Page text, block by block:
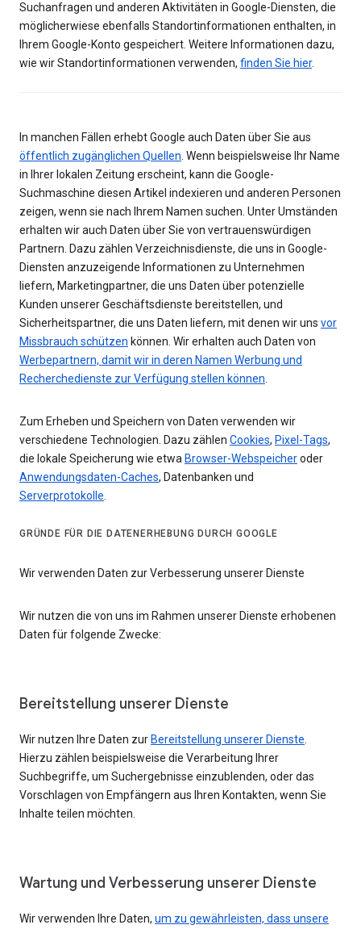
Suchanfragen und anderen Aktivitäten in Google-Diensten, die
möglicherwiese ebenfalls Standortinformationen enthalten, in
Ihrem Google-Konto gespeichert. Weitere Informationen dazu,
wie wir Standortinformationen verwenden, finden Sie hier.
In manchen Fällen erhebt Google auch Daten über Sie aus
öffentlich zugänglichen Quellen. Wenn beispielsweise Ihr Name
in Ihrer lokalen Zeitung erscheint, kann die Google-
Suchmaschine diesen Artikel indexieren und anderen Personen
zeigen, wenn sie nach Ihrem Namen suchen. Unter Umständen
erhalten wir auch Daten über Sie von vertrauenswürdigen
Partnern. Dazu zählen Verzeichnisdienste, die uns in Google-
Diensten anzuzeigende Informationen zu Unternehmen
liefern, Marketingpartner, die uns Daten über potenzielle
Kunden unserer Geschäftsdienste bereitstellen, und
Sicherheitspartner, die uns Daten liefern, mit denen wir uns vor
Missbrauch schützen können. Wir erhalten auch Daten von
Werbepartnern, damit wir in deren Namen Werbung und
Recherchedienste zur Verfügung stellen können.
Zum Erheben und Speichern von Daten verwenden wir
verschiedene Technologien. Dazu zählen Cookies, Pixel-Tags,
die lokale Speicherung wie etwa Browser-Webspeicheroder
Anwendungsdaten-Caches, Datenbanken und
Serverprotokolle.
GRÜNDE FÜR DIE DATENERHEBUNG DURCH GOOGLE
Wir verwenden Daten zur Verbesserung unserer Dienste
Wir nutzen die von uns im Rahmen unserer Dienste erhobenen
Daten für folgende Zwecke:
Bereitstellung unserer Dienste
Wir nutzen Ihre Daten zur Bereitstellung unserer Dienste
Hierzu zählen beispielsweise die Verarbeitung Ihrer
Suchbegriffe, um Suchergebnisse einzublenden, oder das
Vorschlagen von Empfängern aus Ihren Kontakten, wenn Sie
Inhalte teilen möchten.
Wartung und Verbesserung unserer Dienste
Wir verwenden Ihre Daten, um zu gewährleisten, dass unsere